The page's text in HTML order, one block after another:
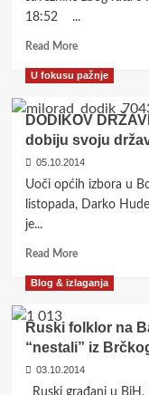
18:52 ...
Read MoreRead
about
govora
predsjednice
u
UN-
u
prijenos
U fokusu pažnje
DODIKOV
dobiju svoju
05.10.2014
Uoči općih izbora u
listopada, Darko
je...
Read MoreRead
about
DRŽAVNI
‘Pomoći
ću
Hrvatima
Blog & izlaganja
Ruski folklor na
“nestali” iz
03.10.2014